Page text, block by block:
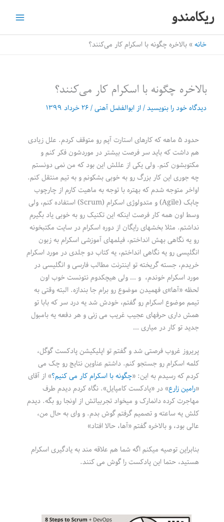
ریکامندو
خانه بالاخره چگونه با اسکرام کار می‌کنند؟
بالاخره چگونه با اسکرام کار می‌کنند؟
دیدگاه‌ خود را بنویسید/ از ابوالفضل آهنی/۲۶ خرداد ۱۳۹۹
حدود ۵ ماهه که کارهای استارت آپم رو متوقف کردم. علل زیادی
هم داشت که باید سر فرصت بیشتر در موردشون فکر کنم و
مکتوبشون کنم. ولی یکی از عللش این بود که من نمی دونستم
چه جوری این کار بزرگ رو به خوبی بشکونم و به تیم منتقل کنم.
اواخر متوجه شدم که بهتره با توجه به ماهیت کارم از چارچوب
چابک (Agile) و متدولوژی اسکرام (Scrum) استفاده کنم، ولی
وسط اون همه کار فرصت اینکه این تکنیک رو به خوبی یاد بگیرم
نداشتم. مثلا بخشهای رایگان از دوره اسکرام در سایت مکتبخونه
رو یه نگاهی بهش انداختم، فیلمهای آموزشی اسکرام به زبون
انگلیسی رو یه نگاهی انداختم، یه کتاب دو جلدی در مورد اسکرام
خریدم، جسته گریخته تو اینترنت مطالب فارسی و انگلیسی در
مورد اسکرام خوندم، و … ولی هیچکدوم نتونست خوب اون
لحظه «آها»ی فهمیدن موضوع رو برام جا بندازه. البته وقتی به
تیمم موضوع اسکرام رو گفتم، خودش شد یه درد سر که بابا تو
همش داری حرفهای عجیب غریب می زنی و هر دفعه یه بامبول
جدید تو کار در میاری …
پریروز غروب فرصتی شد و گفتم تو اپلیکیشن پادکست گوگل،
کلمه اسکرام رو جستجو کنم. داشتم عناوین نتایج رو چک می
کردم که رسیدم به این: «چگونه با اسکرام کار می کنیم؟» از آقای
«رامین زارع» در «پادکست کامپایل». نگاه کردم دیدم طرف
مهاجرت کرده دانمارک و میخواد تجربیاتش از اونجا رو بگه. دیدم
کلش یه ساعته و تصمیم گرفتم گوش بدم. و وای به حال من،
عالی بود،‌ و بالاخره گفتم «آها، حالا افتاد»
بنابراین توصیه میکنم اگه شما هم علاقه مند به یادگیری اسکرام
هستید، حتما این پادکست را گوش می کنند.